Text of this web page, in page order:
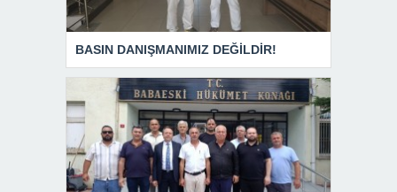
BASIN DANIŞMANIMIZ DEĞİLDİR!